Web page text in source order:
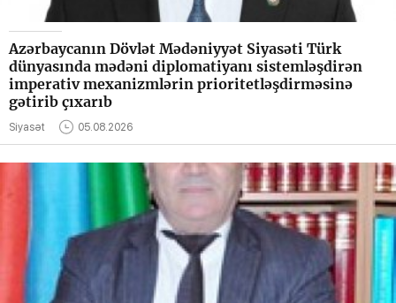
Azərbaycanın Dövlət Mədəniyyət Siyasəti Türk
dünyasında mədəni diplomatiyanı sistemləşdirən
imperativ mexanizmlərin prioritetləşdirməsinə
gətirib çıxarıb
Siyasət 05.08.2026